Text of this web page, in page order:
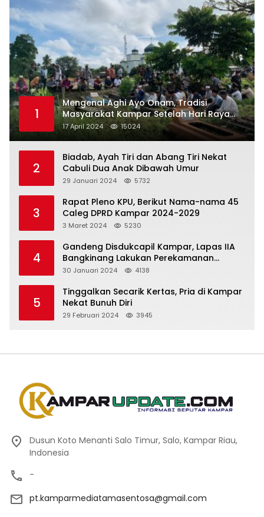
1
Mengenal Aghi Ayo Onam, Tradisi
Masyarakat Kampar Setelah Hari Raya
Idul Fitri
17 April 2024 15024
2
Biadab, Ayah Tiri dan Abang Tiri Nekat
Cabuli Dua Anak Dibawah Umur
29 Januari 2024 5732
3
Rapat Pleno KPU, Berikut Nama-nama 45
3 Maret 2024 5230
4
Gandeng Disdukcapil Kampar, Lapas IIA
Bangkinang Lakukan Perekamanan
Kependudukan WBP
30 Januari 2024 4138
5
Tinggalkan Secarik Kertas, Pria di Kampar
Nekat Bunuh Diri
29 Februari 2024 3945
Dusun Koto Menanti Salo Timur, Salo, Kampar Riau,
Indonesia
-
pt.kamparmediatamasentosa@gmail.com